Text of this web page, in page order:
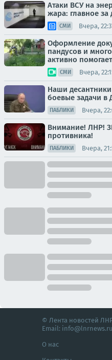
Атаки ВСУ на
жара: главное за
СМИ Вчера,
Оформление
пандусов и
активно
СМИ Вчера,
Наши
боевые задачи в
ПАБЛИКИ Вчера,
Внимание! ЛНР!
противника!
ПАБЛИКИ Вчера,
© Лента новостей
Email: info@lnrnews.ru
О нас